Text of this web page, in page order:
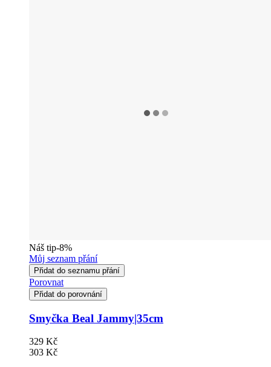
Náš tip-8%
Můj seznam přání
Přidat do seznamu přání
Porovnat
Přidat do porovnání
Smyčka Beal Jammy|35cm
329 Kč
303 Kč